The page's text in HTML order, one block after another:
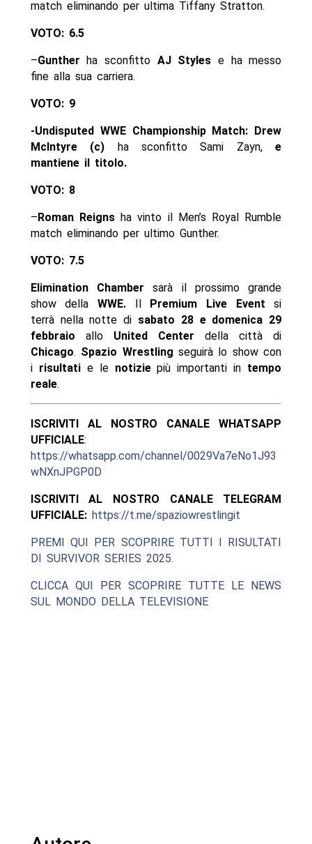
match eliminando per ultima Tiffany Stratton.
VOTO: 6.5
–Gunther ha sconfitto AJ Styles e ha messo
fine alla sua carriera.
VOTO: 9
-Undisputed WWE Championship Match:
Drew
McIntyre (c)
ha sconfitto Sami Zayn,e
mantiene il titolo.
VOTO: 8
– Roman Reigns ha vinto il Men’s Royal Rumble
match eliminando per ultimo Gunther.
VOTO: 7.5
Elimination Chamber sarà il prossimo grande
show della WWE. Premium Live Event si
terrà nella notte di sabato 28 e domenica 29
febbraio alloUnited Center della città di
Chicago. Spazio Wrestling seguirà lo show con
i risultatie le notiziepiù importanti in tempo
reale.
ISCRIVITI AL NOSTRO CANALE WHATSAPP
UFFICIALE:
https://whatsapp.com/channel/0029Va7eNo1J93
wNXnJPGP0D
ISCRIVITI AL NOSTRO CANALE TELEGRAM
UFFICIALE: https://t.me/spaziowrestlingit
PREMI QUI PER SCOPRIRE TUTTI I RISULTATI
DI SURVIVOR SERIES 2025.
CLICCA QUI PER SCOPRIRE TUTTE LE NEWS
SUL MONDO DELLA TELEVISIONE